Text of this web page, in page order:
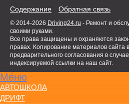
Содержание Обратная связь
© 2014-2026 Driving24.ru - Ремонт и
своими руками.
Все права защищены и охраняются
правах. Копирование материалов сайта
предварительного согласования в
индексируемой ссылки на наш сайт.
Меню
АВТОШКОЛА
ДРИФТ